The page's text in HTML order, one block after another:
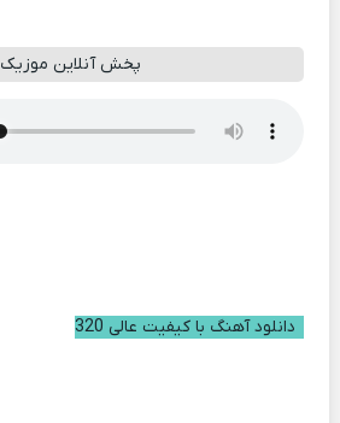
پخش آنلاین موزیک
دانلود آهنگ با کیفیت عالی 320